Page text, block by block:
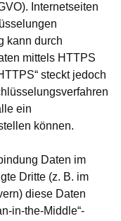
Internetseiten
kann durch
mittels HTTPS
steckt jedoch
ein
können.
Daten im
Dritte (z. B. im
diese Daten
in-the-Middle“-